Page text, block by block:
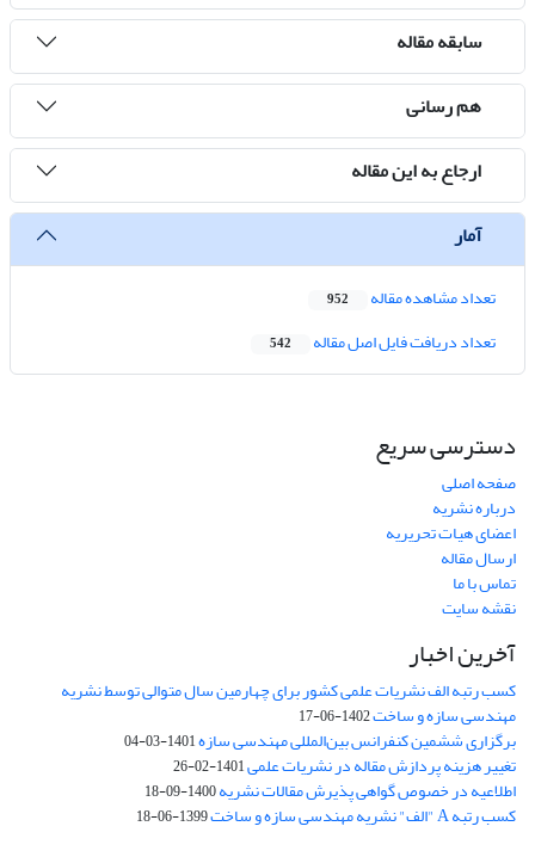
سابقه مقاله
هم رسانی
ارجاع به این مقاله
آمار
تعداد مشاهده مقاله 952
تعداد دریافت فایل اصل مقاله 542
دسترسی سریع
صفحه اصلی
درباره نشریه
اعضای هیات تحریریه
ارسال مقاله
تماس با ما
نقشه سایت
آخرین اخبار
کسب رتبه الف نشریات علمی کشور برای چهارمین سال متوالی توسط نشریه
مهندسی سازه و ساخت1402-06-17
برگزاری ششمین کنفرانس بین‌المللی مهندسی سازه1401-03-04
تغییر هزینه پردازش مقاله در نشریات علمی1401-02-26
اطلاعیه در خصوص گواهی پذیرش مقالات نشریه1400-09-18
کسب رتبه A "الف" نشریه مهندسی سازه و ساخت 1399-06-18